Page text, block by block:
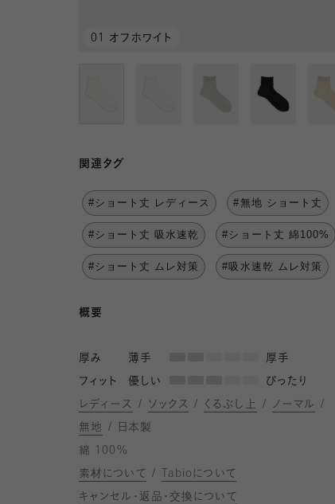
01 オフホワイト
関連タグ
#ショート丈 レディース #無地 ショート丈
#ショート丈 吸水速乾 #ショート丈 綿100%
#ショート丈 ムレ対策 #吸水速乾 ムレ対策
概要
厚み 薄手
厚手
フィット
優しい
ぴったり
レディース
ソックス くるぶし上
ノーマル
無地
日本製
綿 100%
素材について
Tabioについて
キャンセル・返品・交換について